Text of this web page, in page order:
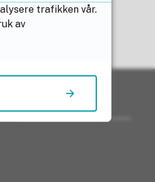
trafikken vår.
av